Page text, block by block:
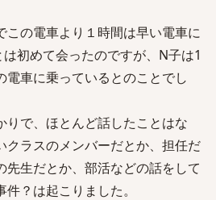
この電車より１時間は早い電車に
初めて会ったのですが、N子は1
電車に乗っているとのことでし
りで、ほとんど話したことはな
クラスのメンバーだとか、担任だ
先生だとか、部活などの話をして
？は起こりました。